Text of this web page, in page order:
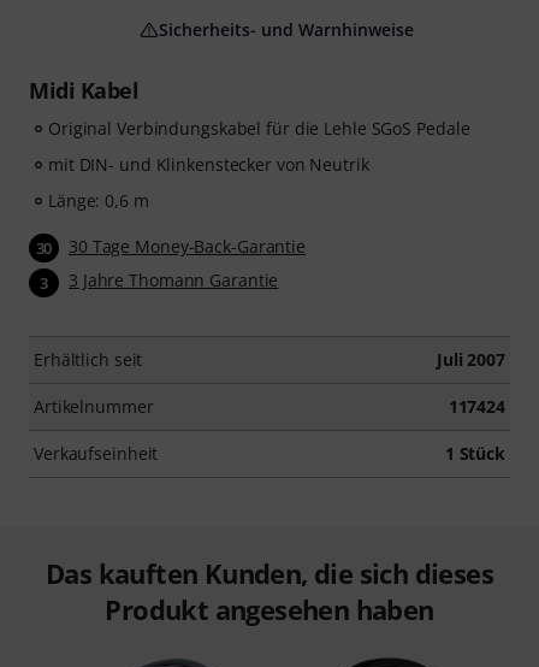
Midi Kabel
Original Verbindungskabel für die Lehle SGoS Pedale
mit DIN- und Klinkenstecker von Neutrik
Länge: 0,6 m
30 30 Tage Money-Back-Garantie
3 3 Jahre Thomann Garantie
Erhältlich seit Juli 2007
Artikelnummer 117424
Verkaufseinheit 1 Stück
Sicherheits- und Warnhinweise
Das kauften Kunden, die sich dieses
Produkt angesehen haben